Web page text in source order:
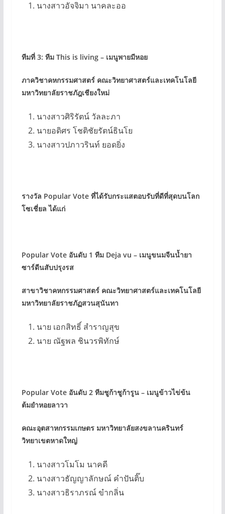
นางสาวอัจจิมา นาคละออ
ทีมที่ 3: ทีม This is living – เมนูพายมีหอย
ภาควิชาคหกรรมศาสตร์ คณะวิทยาศาสตร์และเทคโนโลยี
มหาวิทยาลัยราชภัฎเชียงใหม่
นางสาวศิริรัตน์ วัลละภา
นายอดิศร โชติชัยรัตน์ธินโย
นางสาวปภาวรินท์ ยอดยิ่ง
รางวัล Popular Vote ที่ได้รับกระแสตอบรับที่ดีที่สุดบนโลก
โซเชี่ยล ได้แก่
Popular Vote อันดับ 1 ทีม Deja vu – เมนูขนมจีนน้ำยา
ซาร์ดีนสับปรุงรส
สาขาวิชาคหกรรมศาสตร์ คณะวิทยาศาสตร์และเทคโนโลยี
มหาวิทยาลัยราชภัฏสวนสุนันทา
นาย เอกสิทธิ์ สำราญสุข
นาย ณัฐพล ชินวรพิทักษ์
Popular Vote อันดับ 2 ทีมชูก้าชูก้ารูน – เมนูข้าวไข่ข้น
ต้มยำหอยลาวา
คณะอุตสาหกรรมเกษตร มหาวิทยาลัยสงขลานครินทร์
วิทยาเขตหาดใหญ่
นางสาวโมโม นาคดี
นางสาวธัญญาลักษณ์ คำปันติ๊บ
นางสาวธิราภรณ์ ขำกลิ่น